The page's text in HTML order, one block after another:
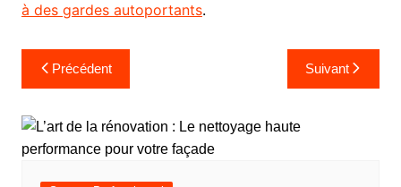
à des gardes autoportants.
Navigation
de
l’article
Précédent Suivant